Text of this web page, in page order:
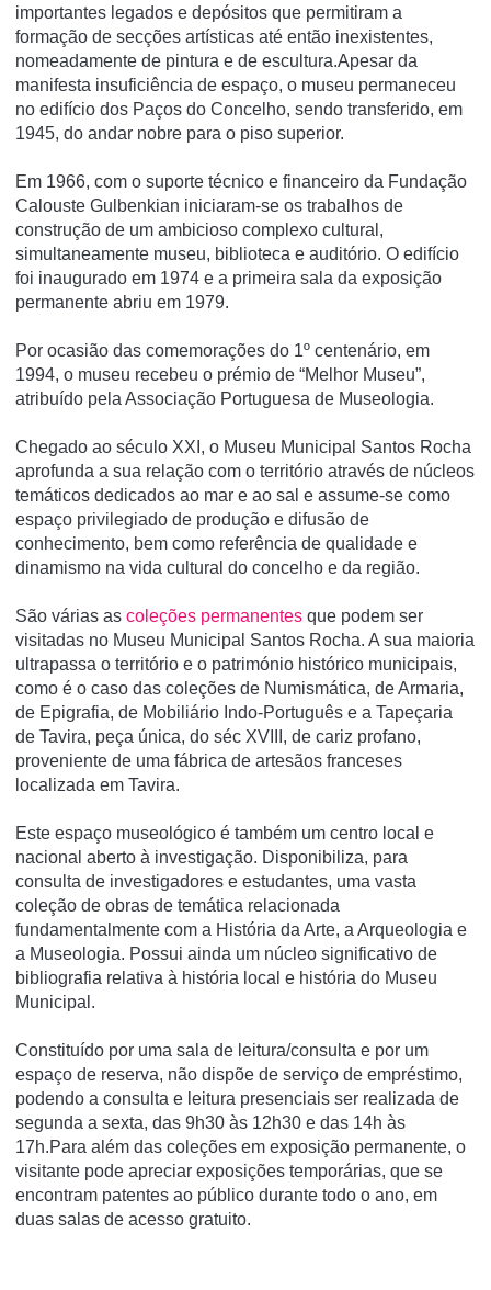
importantes legados e depósitos que permitiram a
formação de secções artísticas até então inexistentes,
nomeadamente de pintura e de escultura.Apesar da
manifesta insuficiência de espaço, o museu permaneceu
no edifício dos Paços do Concelho, sendo transferido, em
1945, do andar nobre para o piso superior.
Em 1966, com o suporte técnico e financeiro da Fundação
Calouste Gulbenkian iniciaram-se os trabalhos de
construção de um ambicioso complexo cultural,
simultaneamente museu, biblioteca e auditório. O edifício
foi inaugurado em 1974 e a primeira sala da exposição
permanente abriu em 1979.
Por ocasião das comemorações do 1º centenário, em
1994, o museu recebeu o prémio de “Melhor Museu”,
atribuído pela Associação Portuguesa de Museologia.
Chegado ao século XXI, o Museu Municipal Santos Rocha
aprofunda a sua relação com o território através de núcleos
temáticos dedicados ao mar e ao sal e assume-se como
espaço privilegiado de produção e difusão de
conhecimento, bem como referência de qualidade e
dinamismo na vida cultural do concelho e da região.
São várias as coleções permanentes que podem ser
visitadas no Museu Municipal Santos Rocha. A sua maioria
ultrapassa o território e o património histórico municipais,
como é o caso das coleções de Numismática, de Armaria,
de Epigrafia, de Mobiliário Indo-Português e a Tapeçaria
de Tavira, peça única, do séc XVIII, de cariz profano,
proveniente de uma fábrica de artesãos franceses
localizada em Tavira.
Este espaço museológico é também um centro local e
nacional aberto à investigação. Disponibiliza, para
consulta de investigadores e estudantes, uma vasta
coleção de obras de temática relacionada
fundamentalmente com a História da Arte, a Arqueologia e
a Museologia. Possui ainda um núcleo significativo de
bibliografia relativa à história local e história do Museu
Municipal.
Constituído por uma sala de leitura/consulta e por um
espaço de reserva, não dispõe de serviço de empréstimo,
podendo a consulta e leitura presenciais ser realizada de
segunda a sexta, das 9h30 às 12h30 e das 14h às
17h.Para além das coleções em exposição permanente, o
visitante pode apreciar exposições temporárias, que se
encontram patentes ao público durante todo o ano, em
duas salas de acesso gratuito.